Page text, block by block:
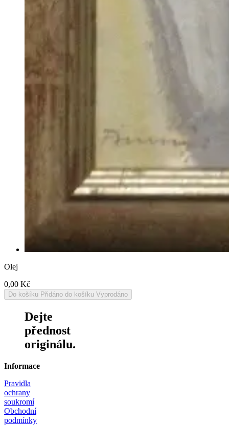
Olej
0,00 Kč
Do košíku Přidáno do košíku Vyprodáno
Dejte
přednost
originálu.
Informace
Pravidla
ochrany
soukromí
Obchodní
podmínky